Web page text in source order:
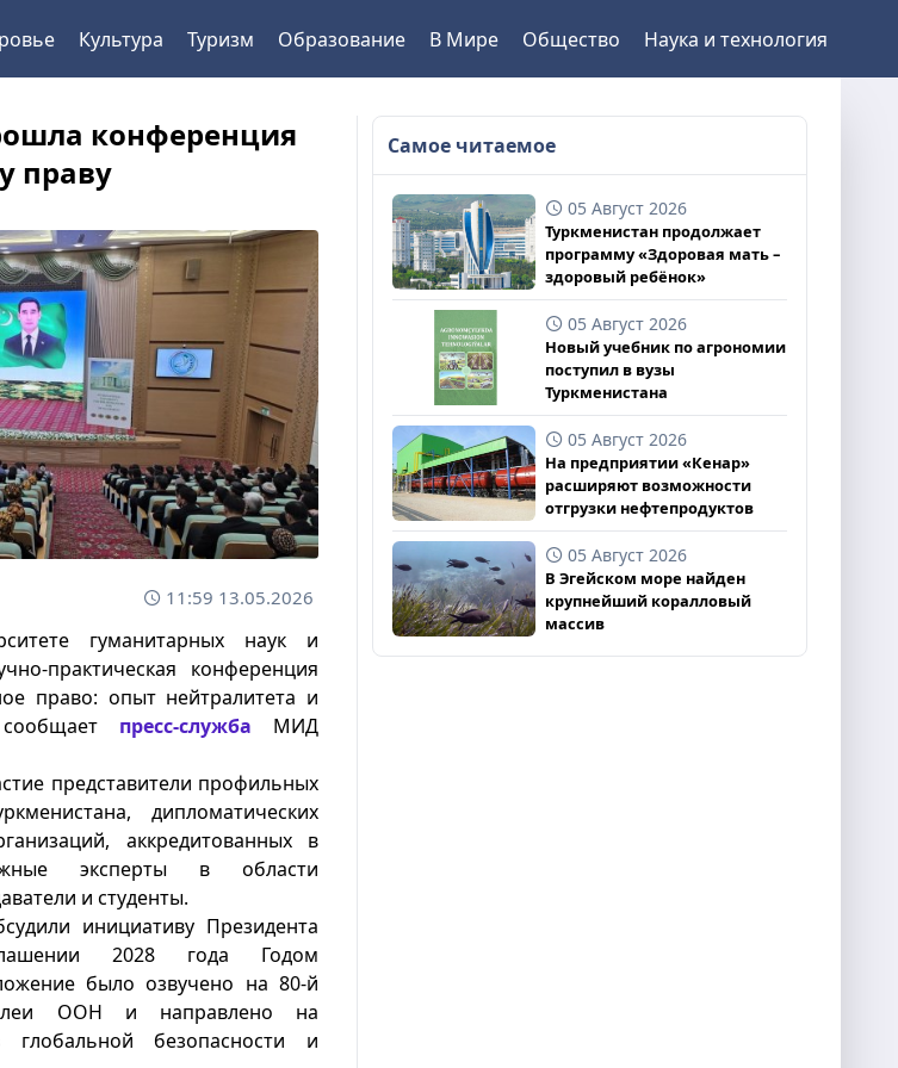
Культура Туризм Образование В Мире Общество Наука и технология
конференция
праву
11:59 13.05.2026
гуманитарных наук и
практическая конференция
право: опыт нейтралитета и
пресс-служба МИД
представители профильных
дипломатических
аккредитованных в
эксперты в области
и студенты.
инициативу Президента
2028 года Годом
было озвучено на 80-й
ООН и направлено на
глобальной безопасности и
Самое читаемое
05 Август 2026
Туркменистан продолжает
программу «Здоровая мать –
здоровый ребёнок»
05 Август 2026
Новый учебник по агрономии
поступил в вузы
Туркменистана
05 Август 2026
На предприятии «Кенар»
расширяют возможности
отгрузки нефтепродуктов
05 Август 2026
В Эгейском море найден
крупнейший коралловый
массив